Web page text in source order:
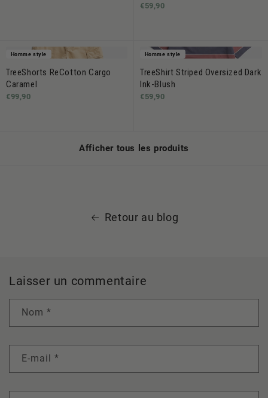
€59,90
Homme style
TreeShorts ReCotton Cargo
Caramel
€99,90
Homme style
TreeShirt Striped Oversized Dark
Ink-Blush
€59,90
Afficher tous les produits
Retour au blog
Laisser un commentaire
Nom *
E-mail *